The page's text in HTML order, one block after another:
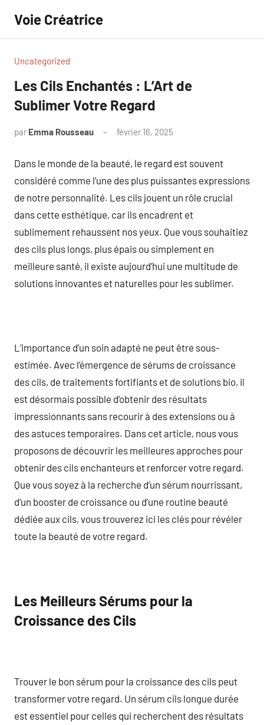
contenu
Voie Créatrice
Uncategorized
Les Cils Enchantés : L’Art de
Sublimer Votre Regard
par Emma Rousseau février 16, 2025
Dans le monde de la beauté, le regard est souvent
considéré comme l’une des plus puissantes expressions
de notre personnalité. Les cils jouent un rôle crucial
dans cette esthétique, car ils encadrent et
sublimement rehaussent nos yeux. Que vous souhaitiez
des cils plus longs, plus épais ou simplement en
meilleure santé, il existe aujourd’hui une multitude de
solutions innovantes et naturelles pour les sublimer.
L’importance d’un soin adapté ne peut être sous-
estimée. Avec l’émergence de sérums de croissance
des cils, de traitements fortifiants et de solutions bio, il
est désormais possible d’obtenir des résultats
impressionnants sans recourir à des extensions ou à
des astuces temporaires. Dans cet article, nous vous
proposons de découvrir les meilleures approches pour
obtenir des cils enchanteurs et renforcer votre regard.
Que vous soyez à la recherche d’un sérum nourrissant,
d’un booster de croissance ou d’une routine beauté
dédiée aux cils, vous trouverez ici les clés pour révéler
toute la beauté de votre regard.
Les Meilleurs Sérums pour la
Croissance des Cils
Trouver le bon sérum pour la croissance des cils peut
transformer votre regard. Un sérum cils longue durée
est essentiel pour celles qui recherchent des résultats